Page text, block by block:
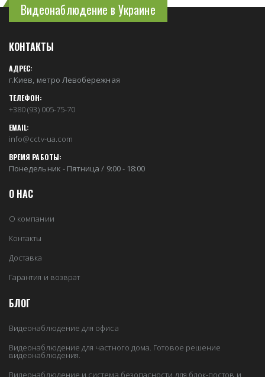
Видеонаблюдение в Украине
КОНТАКТЫ
АДРЕС:
г.Киев, метро Левобережная
ТЕЛЕФОН:
+380 (93) 005-75-70
EMAIL:
info@cctv-ua.com
ВРЕМЯ РАБОТЫ:
Понедельник - Пятница / 9:00 - 18:00
О НАС
О компании
Контакты
Доставка
Гарантия и возврат
БЛОГ
Видеонаблюдение для офиса
Видеонаблюдение для частного дома. Готовое решение
видеонаблюдения.